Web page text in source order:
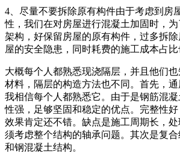
4、尽量不要拆除原有构件由于考虑到房
性，我们在对房屋进行混凝土加固时，
架构，好保留房屋的原有构件，过多拆
屋的安全隐患，同时耗费的施工成本占比
大概每个人都熟悉现浇隔层，并且他们
材料，隔层的构造方法也不同。首先，通
我相信每个人都熟悉它。由于是钢筋混
性强，足够坚固和稳定的优点。完整性
效果肯定还不错。缺点是施工周期长，
须考虑整个结构的轴承问题。其次是复
和钢混凝土结构。